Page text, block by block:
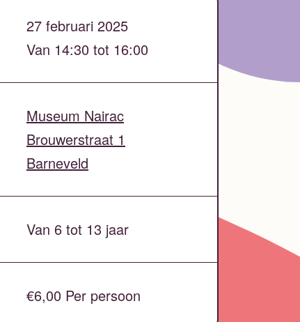
27 februari 2025
Van 14:30 tot 16:00
Museum Nairac
Brouwerstraat 1
Barneveld
Van 6 tot 13 jaar
€6,00 Per persoon